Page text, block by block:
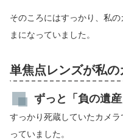
そのころにはすっかり、私
まになっていました。
単焦点レンズが私
ずっと「負の遺
すっかり死蔵していたカメ
っていました。